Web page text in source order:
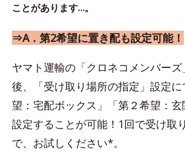
ことがあります…。
⇒A．第2希望に置き配も設定可能！
ヤマト運輸の「クロネコメンバー
後、「受け取り場所の指定」設定
望：宅配ボックス」「第２希望：玄
設定することが可能！1回で受け取
で、お試しください*。